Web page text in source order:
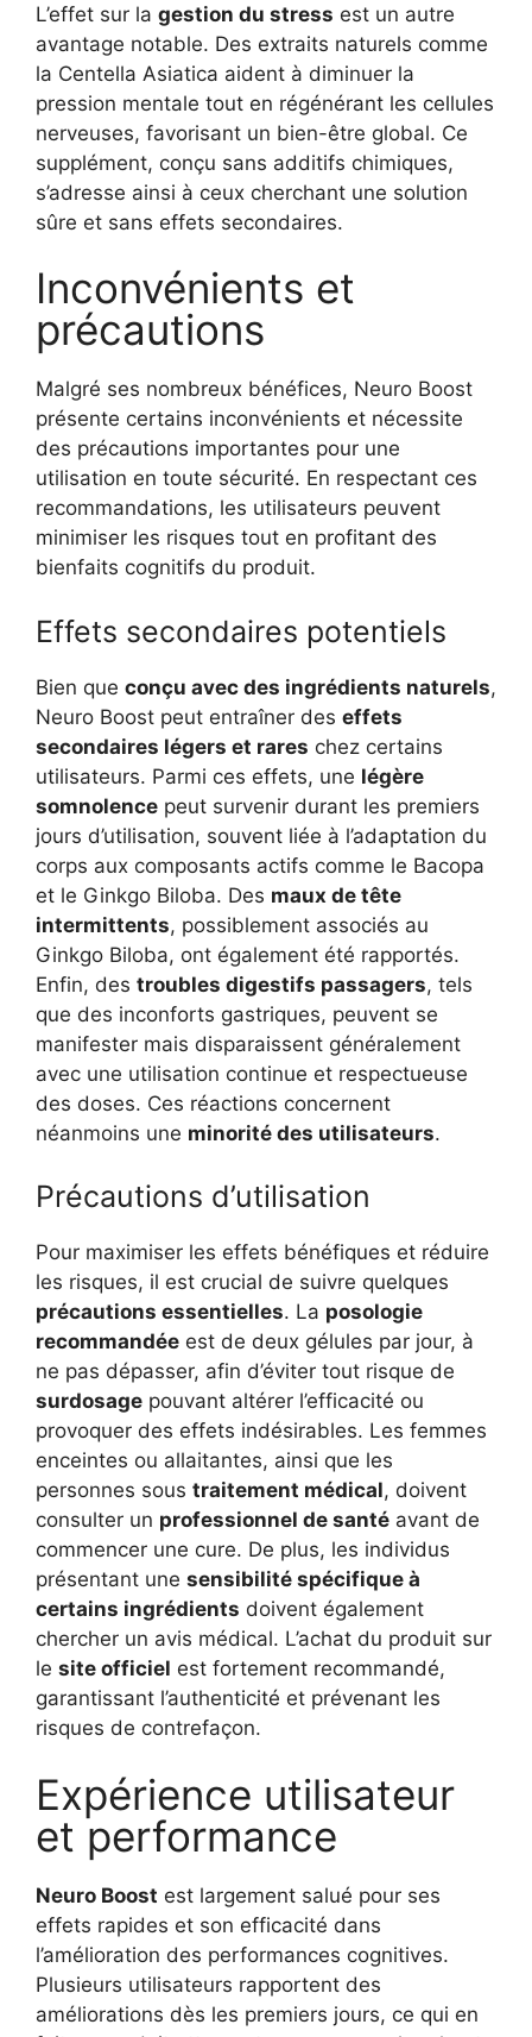
L’effet sur la gestion du stress est un autre
avantage notable. Des extraits naturels comme
la Centella Asiatica aident à diminuer la
pression mentale tout en régénérant les cellules
nerveuses, favorisant un bien-être global. Ce
supplément, conçu sans additifs chimiques,
s’adresse ainsi à ceux cherchant une solution
sûre et sans effets secondaires.
Inconvénients et
précautions
Malgré ses nombreux bénéfices, Neuro Boost
présente certains inconvénients et nécessite
des précautions importantes pour une
utilisation en toute sécurité. En respectant ces
recommandations, les utilisateurs peuvent
minimiser les risques tout en profitant des
bienfaits cognitifs du produit.
Effets secondaires potentiels
Bien que conçu avec des ingrédients naturels,
Neuro Boost peut entraîner des effets
secondaires légers et rares chez certains
utilisateurs. Parmi ces effets, une légère
somnolence peut survenir durant les premiers
jours d’utilisation, souvent liée à l’adaptation du
corps aux composants actifs comme le Bacopa
et le Ginkgo Biloba. Des maux de tête
intermittents, possiblement associés au
Ginkgo Biloba, ont également été rapportés.
Enfin, des troubles digestifs passagers, tels
que des inconforts gastriques, peuvent se
manifester mais disparaissent généralement
avec une utilisation continue et respectueuse
des doses. Ces réactions concernent
néanmoins une minorité des utilisateurs.
Précautions d’utilisation
Pour maximiser les effets bénéfiques et réduire
les risques, il est crucial de suivre quelques
précautions essentielles. La posologie
recommandée est de deux gélules par jour, à
ne pas dépasser, afin d’éviter tout risque de
surdosage pouvant altérer l’efficacité ou
provoquer des effets indésirables. Les femmes
enceintes ou allaitantes, ainsi que les
personnes sous traitement médical, doivent
consulter un professionnel de santé avant de
commencer une cure. De plus, les individus
présentant une sensibilité spécifique à
certains ingrédients doivent également
chercher un avis médical. L’achat du produit sur
le site officiel est fortement recommandé,
garantissant l’authenticité et prévenant les
risques de contrefaçon.
Expérience utilisateur
et performance
Neuro Boost est largement salué pour ses
effets rapides et son efficacité dans
l’amélioration des performances cognitives.
Plusieurs utilisateurs rapportent des
améliorations dès les premiers jours, ce qui en